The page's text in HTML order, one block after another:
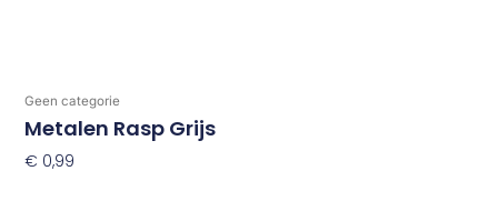
Geen categorie
Metalen Rasp Grijs
€ 0,99